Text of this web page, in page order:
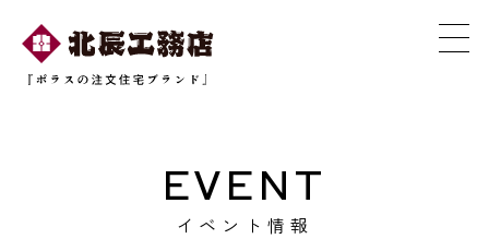
EVENT
イベント情報